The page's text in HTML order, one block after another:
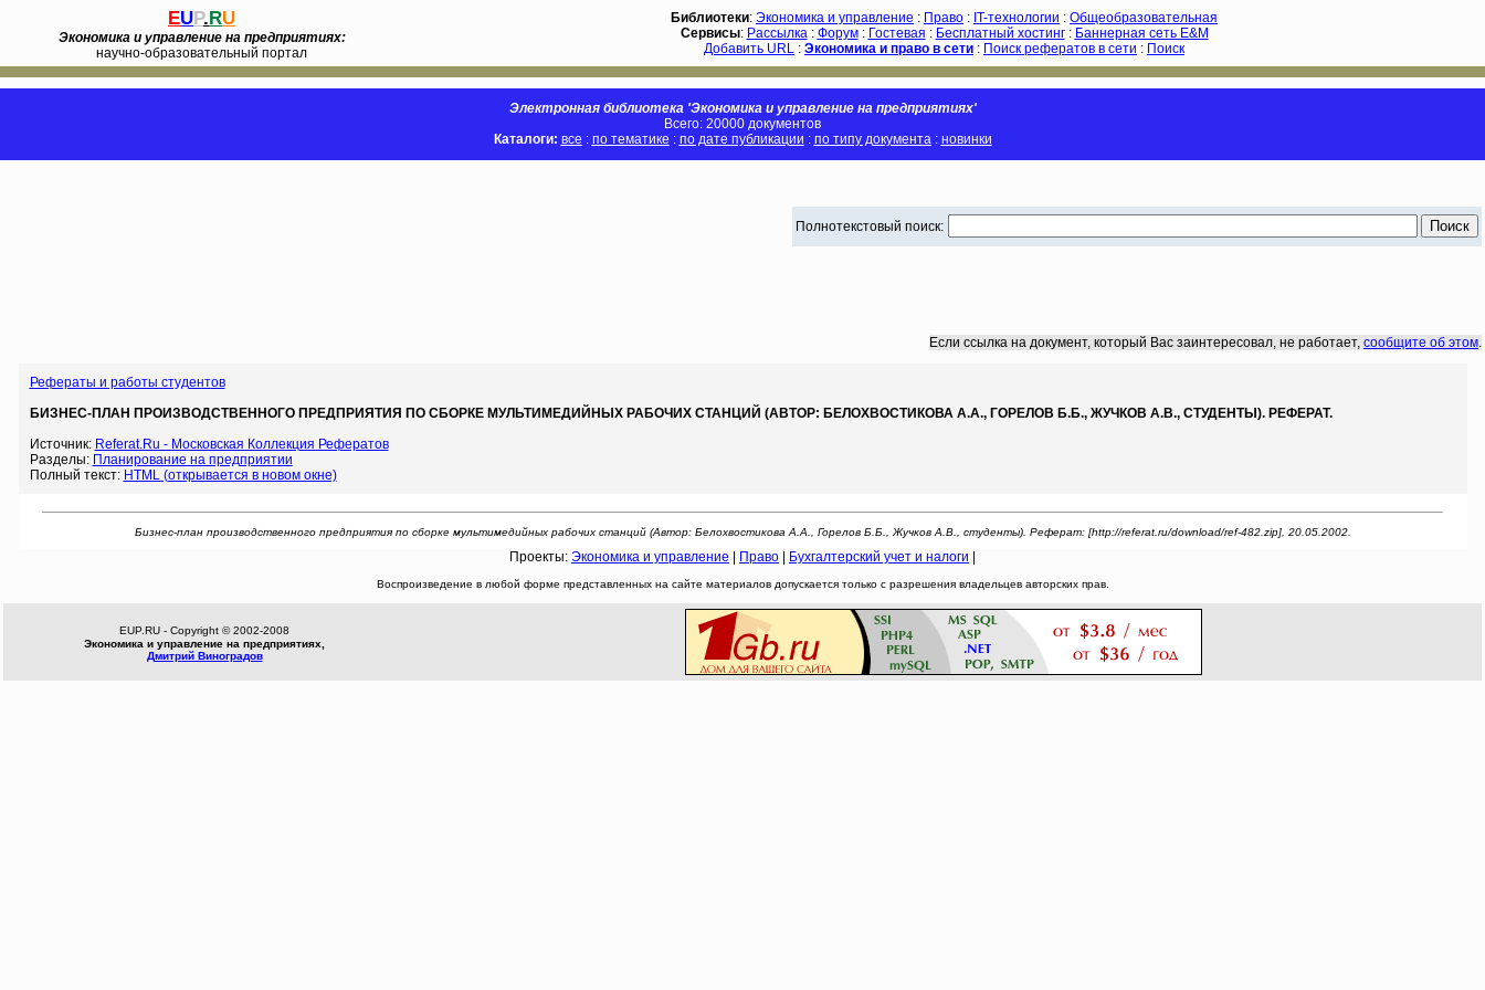
EUP.RU
Экономика и управление на предприятиях:
научно-образовательный портал
Библиотеки: Экономика и управление : Право : IT-технологии : Общеобразовательная
Сервисы: Рассылка: Форум: Гостевая : Бесплатный хостинг: Баннерная сеть E&M
Добавить URL : Экономика и право в сети : Поиск рефератов в сети : Поиск
Электронная библиотека 'Экономика и управление на предприятиях'
Всего: 20000 документов
Каталоги: все : по тематике : по дате публикации : по типу документа: новинки
Полнотекстовый поиск:
Если ссылка на документ, который Вас заинтересовал, не работает, сообщите об этом.
Рефераты и работы студентов
БИЗНЕС-ПЛАН ПРОИЗВОДСТВЕННОГО ПРЕДПРИЯТИЯ ПО СБОРКЕ МУЛЬТИМЕДИЙНЫХ РАБОЧИХ СТАНЦИЙ (АВТОР: БЕЛОХВОСТИКОВА А.А., ГОРЕЛОВ Б.Б., ЖУЧКОВ А.В., СТУДЕНТЫ). РЕФЕРАТ.
Источник: Referat.Ru - Московская Коллекция Рефератов
Разделы: Планирование на предприятии
Полный текст: HTML (открывается в новом окне)
Бизнес-план производственного предприятия по сборке мультимедийных рабочих станций (Автор: Белохвостикова А.А., Горелов Б.Б., Жучков А.В., студенты). Реферат: [http://referat.ru/download/ref-482.zip], 20.05.2002.
Проекты: Экономика и управление Право Бухгалтерский учет и налоги
Воспроизведение в любой форме представленных на сайте материалов допускается только с разрешения владельцев авторских прав.
EUP.RU - Copyright © 2002-2008
Экономика и управление на предприятиях,
Дмитрий Виноградов